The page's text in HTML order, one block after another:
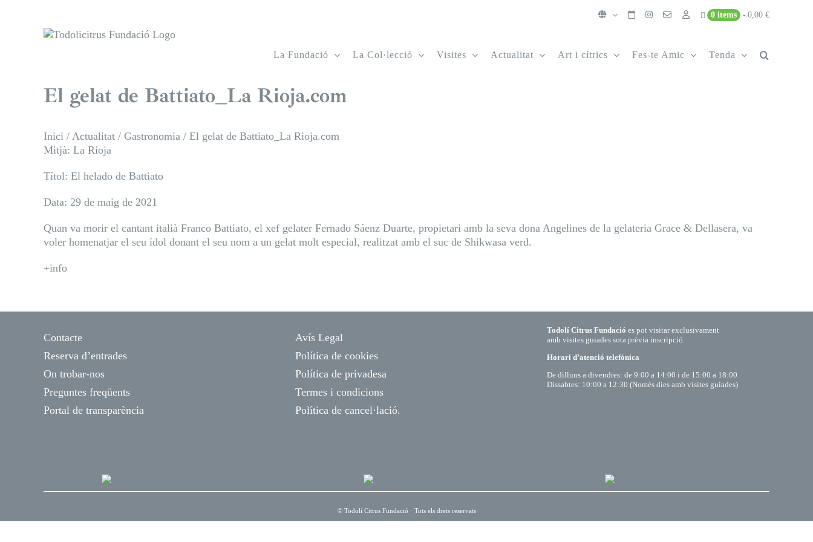
0 items 0,00 €
La Fundació La Col·lecció Visites Actualitat Art i cítrics Fes-te Amic Tenda
El gelat de Battiato_La Rioja.com
Inici / Actualitat / Gastronomia / El gelat de Battiato_La Rioja.com
Mitjà: La Rioja
Títol: El helado de Battiato
Data: 29 de maig de 2021
Quan va morir el cantant italià Franco Battiato, el xef gelater Fernado Sáenz Duarte, propietari amb la seva dona Angelines de la gelateria Grace & Dellasera, va
voler homenatjar el seu ídol donant el seu nom a un gelat molt especial, realitzat amb el suc de Shikwasaverd.
+info
Contacte
Reserva d’entrades
On trobar-nos
Preguntes freqüents
Portal de transparència
Avís Legal
Política de cookies
Política de privadesa
Termes i condicions
Política de cancel·lació.
Todolí Citrus Fundació es pot visitar exclusivament
amb visites guiades sota prèvia inscripció.
Horari d’atenció telefònica
De dilluns a divendres: de 9:00 a 14:00 i de 15:00 a 18:00
Dissabtes: 10:00 a 12:30 (Només dies amb visites guiades)
© Todolí Citrus Fundació · Tots els drets reservats